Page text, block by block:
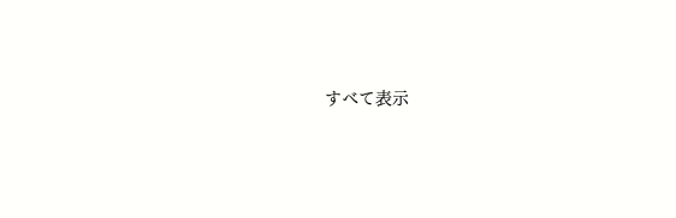
すべて表示